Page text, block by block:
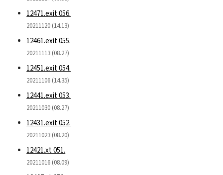
12471.exit 056.
20211120 (14.13)
12461.exit 055.
20211113 (08.27)
12451.exit 054.
20211106 (14.35)
12441.exit 053.
20211030 (08.27)
12431.exit 052.
20211023 (08.20)
12421.xt 051.
20211016 (08.09)